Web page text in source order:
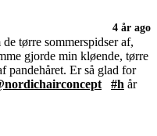
4 år ago
tørre sommerspidser af,
gjorde min kløende, tørre
pandehåret. Er så glad for
#h år